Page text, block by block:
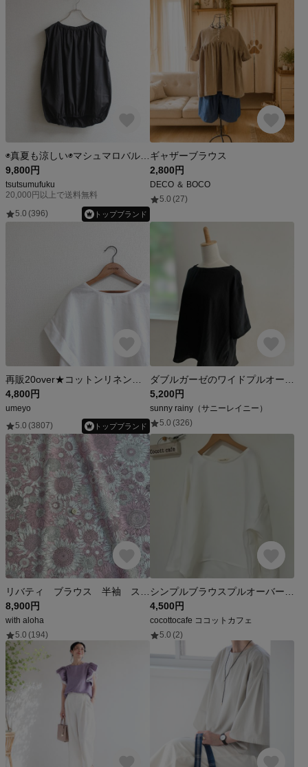
9,800円
tsutsumufuku
20,000円以上で送料無料
5.0 (396) トップブランド
ギャザーブラウス
2,800円
DECO ＆ BOCO
5.0 (27)
4,800円
umeyo
5.0 (3807) トップブランド
5,200円
sunny rainy（サニーレイニー）
5.0 (326)
8,900円
with aloha
5.0 (194)
4,500円
cocottocafe ココットカフェ
5.0 (2)